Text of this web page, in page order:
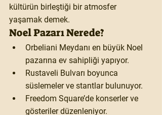
kültürün birleştiği bir atmosfer
yaşamak demek.
Noel Pazarı Nerede?
Orbeliani Meydanı en büyük Noel
pazarına ev sahipliği yapıyor.
Rustaveli Bulvarı boyunca
süslemeler ve stantlar bulunuyor.
Freedom Square’de konserler ve
gösteriler düzenleniyor.